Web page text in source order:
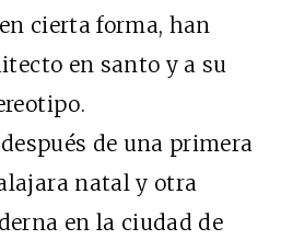
cierta forma, han
en santo y a su
de una primera
natal y otra
en la ciudad de